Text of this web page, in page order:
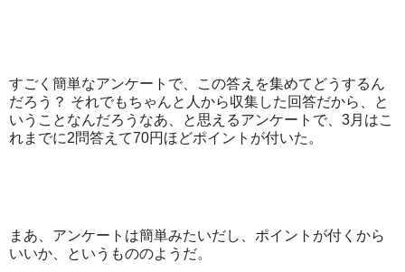
すごく簡単なアンケートで、この答えを集めてどうするん
だろう？ それでもちゃんと人から収集した回答だから、と
いうことなんだろうなあ、と思えるアンケートで、3月はこ
れまでに2問答えて70円ほどポイントが付いた。
まあ、アンケートは簡単みたいだし、ポイントが付くから
いいか、というもののようだ。